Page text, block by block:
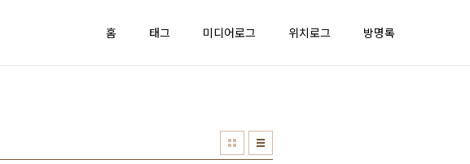
홈 태그 미디어로그 위치로그 방명록